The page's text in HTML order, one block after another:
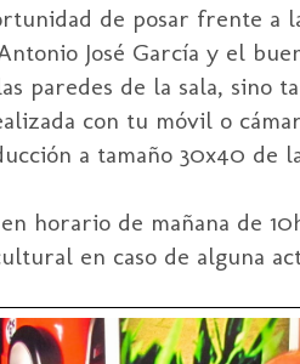
de posar frente a
José García y el
paredes de la sala, sino
con tu móvil o
a tamaño 30x40 de
horario de mañana de
en caso de alguna